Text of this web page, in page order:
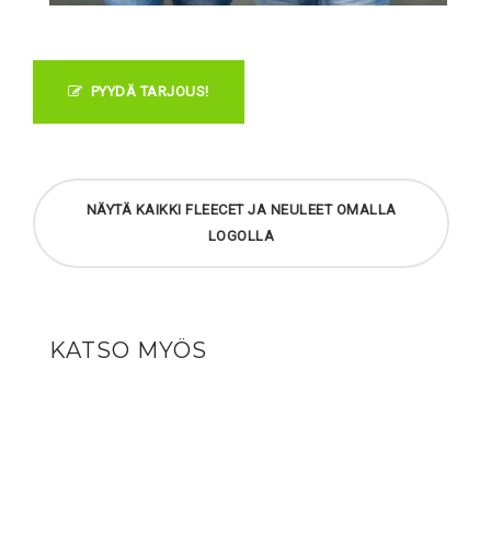
PYYDÄ TARJOUS!
NÄYTÄ KAIKKI FLEECET JA NEULEET OMALLA
LOGOLLA
KATSO MYÖS